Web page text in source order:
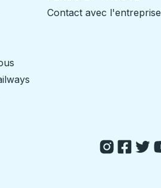
Contact avec l'entreprise